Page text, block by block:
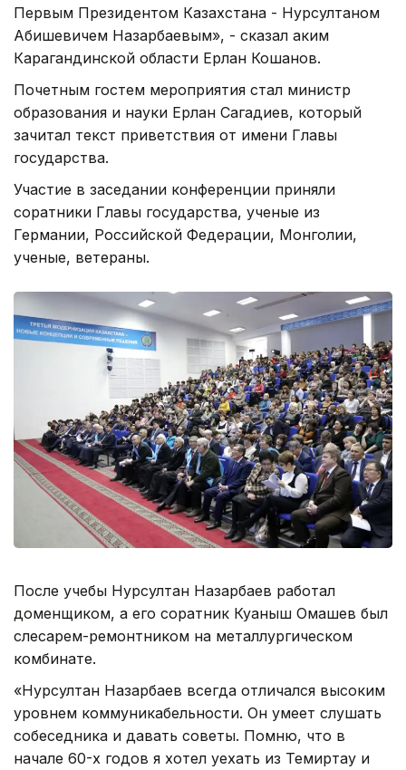
Первым Президентом Казахстана - Нурсултаном
Абишевичем Назарбаевым», - сказал аким
Карагандинской области Ерлан Кошанов.
Почетным гостем мероприятия стал министр
образования и науки Ерлан Сагадиев, который
зачитал текст приветствия от имени Главы
государства.
Участие в заседании конференции приняли
соратники Главы государства, ученые из
Германии, Российской Федерации, Монголии,
ученые, ветераны.
После учебы Нурсултан Назарбаев работал
доменщиком, а его соратник Куаныш Омашев был
слесарем-ремонтником на металлургическом
комбинате.
«Нурсултан Назарбаев всегда отличался высоким
уровнем коммуникабельности. Он умеет слушать
собеседника и давать советы. Помню, что в
начале 60-х годов я хотел уехать из Темиртау и